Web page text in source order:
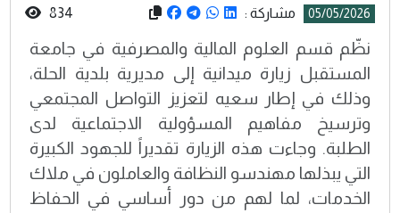
05/05/2026 مشاركة : 834
نظّم قسم العلوم المالية والمصرفية في جامعة
المستقبل زيارة ميدانية إلى مديرية بلدية الحلة،
وذلك في إطار سعيه لتعزيز التواصل المجتمعي
وترسيخ مفاهيم المسؤولية الاجتماعية لدى
الطلبة. وجاءت هذه الزيارة تقديراً للجهود الكبيرة
التي يبذلها مهندسو النظافة والعاملون في ملاك
الخدمات، لما لهم من دور أساسي في الحفاظ